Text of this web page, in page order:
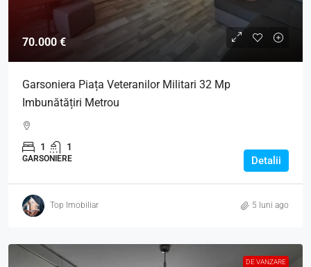
70.000 €
Garsoniera Piața Veteranilor Militari 32 Mp
Imbunătățiri Metrou
1 1
GARSONIERE Detalii
Top Imobiliar 5 luni ago
DE VANZARE